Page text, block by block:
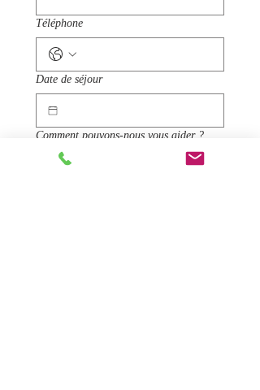
Téléphone
Date de séjour
Comment pouvons-nous vous aider ?